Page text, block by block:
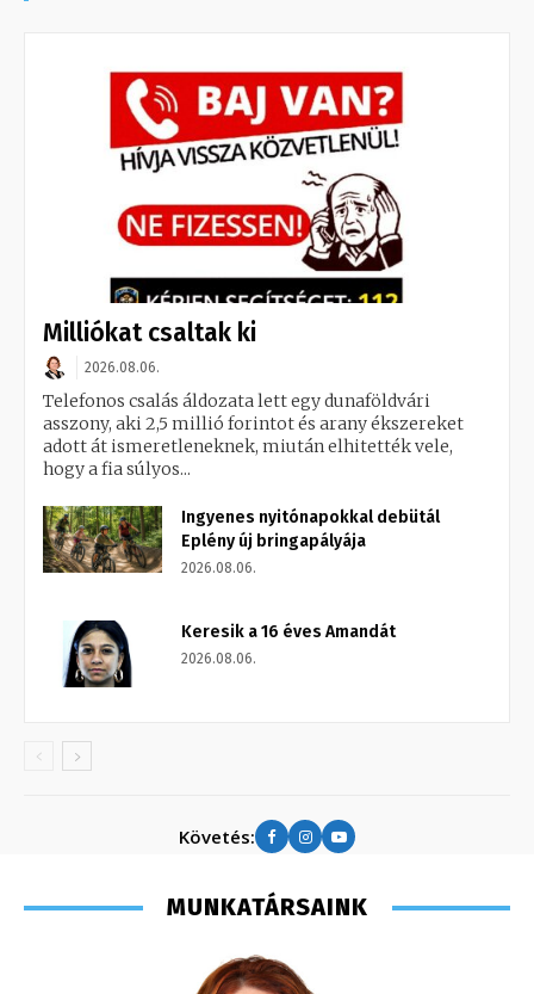
Milliókat csaltak ki
2026.08.06.
Telefonos csalás áldozata lett egy dunaföldvári
asszony, aki 2,5 millió forintot és arany ékszereket
adott át ismeretleneknek, miután elhitették vele,
hogy a fia súlyos...
Ingyenes nyitónapokkal debütál
Eplény új bringapályája
2026.08.06.
Keresik a 16 éves Amandát
2026.08.06.
Követés:
MUNKATÁRSAINK